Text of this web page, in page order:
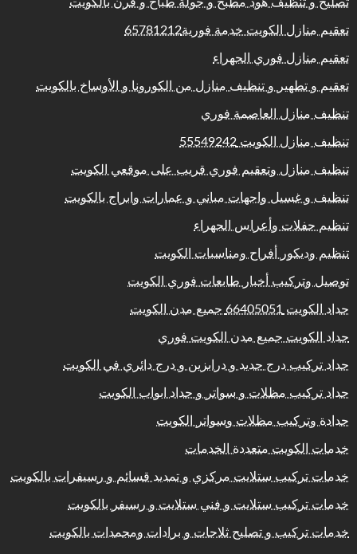
تعقيم منازل الكويت خدمة فورية65781212
تعقيم منازل فوري الجهراء
تعقيم و تطهير و تنظيف منازل من الكورونا و الأوساخ بالكويت
تنظيف منازل العاصمة فوري
تنظيف منازل الكويت 55549242
تنظيف منازل وتعقيم فوري قريب على موقعي الكويت
تنظيف و غسيل واجهات مباني و عمارات وابراج بالكويت
تنظيم حفلات وأعراس الجهراء
تنظيم وديكور أفراح ومناسبات الكويت
توصيل وتركيب أخبار طابعات فوري الكويت
حداد الكويت 66405051 جميع مدن الكويت
حداد الكويت جميع مدن الكويت فوري
حداد تركيب درج حديد و درابزين و درج دائري في الكويت
حداد تركيب مظلات و سواتر و حداد ابواب الكويت
حدادة وتركيب مظلات وسواتر الكويت
خدمات الكويت متعددة الخدمات
خدمات تركيب ستلايت مركزي و تمديد قسائم و رسيفرات بالكويت
خدمات تركيب ستلايت و فني ستلايت و رسيفر بالكويت
خدمات تركيب و تصليح ثلاجات و برادات ومجمدات بالكويت